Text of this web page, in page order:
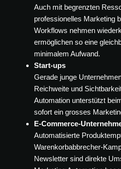
Auch mit begrenzten
professionelles Marketing
Workflows nehmen
ermöglichen so eine
minimalem Aufwand.
Start-ups
Gerade junge
Reichweite und
Automation unterstützt
sofort ein grosses
E-Commerce-
Automatisierte
Warenkorbabbrecher-
Newsletter sind direkte